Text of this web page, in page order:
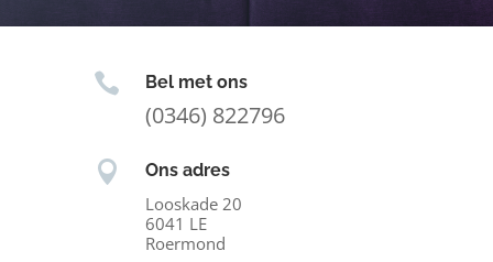
 Bel met ons
(0346) 822796
 Ons adres
Looskade 20
6041 LE
Roermond